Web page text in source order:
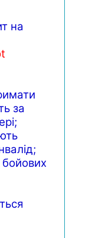
на
за
;
бойових